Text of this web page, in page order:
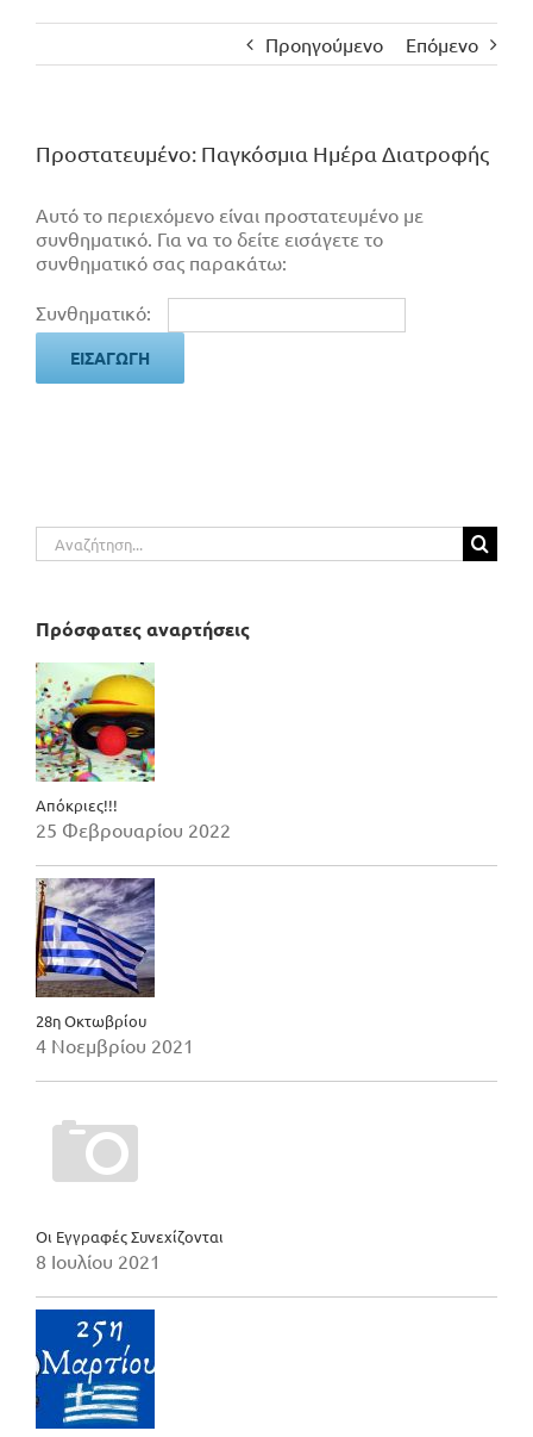
Προηγούμενο Επόμενο
Πρoστατευμένο: Παγκόσμια Ημέρα Διατροφής
Αυτό το περιεχόμενο είναι προστατευμένο με
συνθηματικό. Για να το δείτε εισάγετε το
συνθηματικό σας παρακάτω:
Συνθηματικό:
Αναζήτηση
για:
Πρόσφατες αναρτήσεις
Απόκριες!!!
25 Φεβρουαρίου 2022
28η Οκτωβρίου
4 Νοεμβρίου 2021
Οι Εγγραφές Συνεχίζονται
8 Ιουλίου 2021